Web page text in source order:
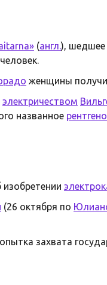
(англ.),
женщины
электричеством
названное
(26 октября по
захвата